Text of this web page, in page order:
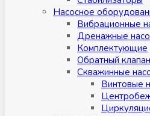
Насосное
Вибрационные
Дренажные
Комплектующие
Обратный клапан
Скважинные
Винтовые